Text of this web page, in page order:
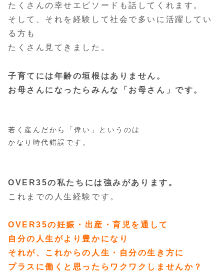
たくさんの幸せエピソードも話してくれます。
そして、それを経験して社会で多いに活躍してい
る方も
たくさん見てきました。
子育てには年齢の垣根はありません。
お母さんになったらみんな「お母さん」です。
若く産んだから「偉い」というのは
かなり時代錯誤です。
OVER35の私たちには強みがあります。
これまでの人生経験です。
OVER35の妊娠・出産・育児を通して
自分の人生がより豊かになり
それが、これからの人生・自分の生き方に
プラスに働くと思ったらワクワクしませんか？